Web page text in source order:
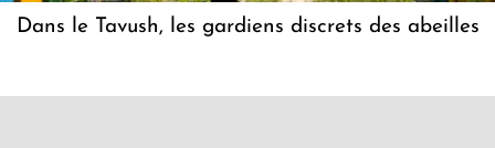
Dans le Tavush, les gardiens discrets des abeilles